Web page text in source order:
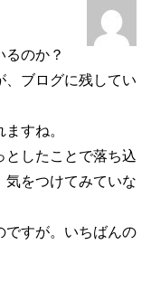
のか？
、ブログに残してい
すね。
としたことで落ち込
気をつけてみていな
ですが。いちばんの